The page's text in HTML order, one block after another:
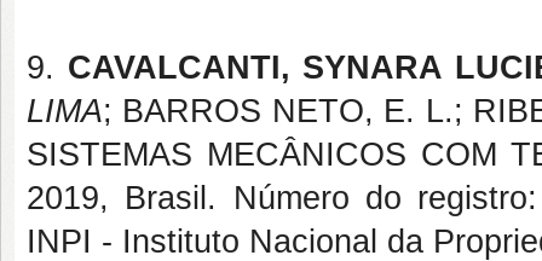
9. CAVALCANTI, SYNARA
LIMA; BARROS NETO, E. L.;
SISTEMAS MECÂNICOS COM
2019, Brasil. Número do
INPI - Instituto Nacional da